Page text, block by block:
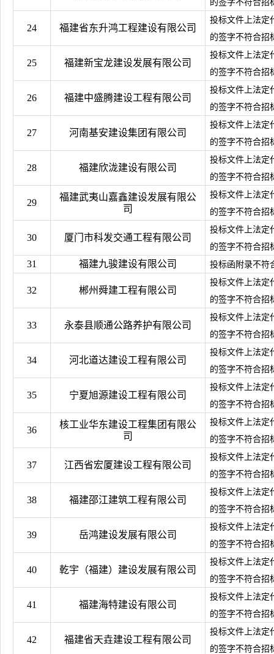
的签字不符合招
24 福建省东升鸿工程建设有限公司
投标文件上法定
的签字不符合招
25 福建新宝龙建设发展有限公司
投标文件上法定
的签字不符合招
26 福建中盛腾建设工程有限公司
投标文件上法定
的签字不符合招
27 河南基安建设集团有限公司
投标文件上法定
的签字不符合招
28 福建欣泷建设有限公司
投标文件上法定
的签字不符合招
29
福建武夷山嘉鑫建设发展有限公
司
投标文件上法定
的签字不符合招
30 厦门市科发交通工程有限公司
投标文件上法定
的签字不符合招
31 福建九骏建设有限公司 投标函附录不符
32 郴州舜建工程有限公司
投标文件上法定
的签字不符合招
33 永泰县顺通公路养护有限公司
投标文件上法定
的签字不符合招
34 河北道达建设工程有限公司
投标文件上法定
的签字不符合招
35 宁夏旭源建设工程有限公司
投标文件上法定
的签字不符合招
36
核工业华东建设工程集团有限公
司
投标文件上法定
的签字不符合招
37 江西省宏厦建设工程有限公司
投标文件上法定
的签字不符合招
38 福建邵江建筑工程有限公司
投标文件上法定
的签字不符合招
39 岳鸿建设发展有限公司
投标文件上法定
的签字不符合招
40 乾宇（福建）建设发展有限公司
投标文件上法定
的签字不符合招
41 福建海特建设有限公司
投标文件上法定
的签字不符合招
42 福建省天垚建设工程有限公司
投标文件上法定
的签字不符合招